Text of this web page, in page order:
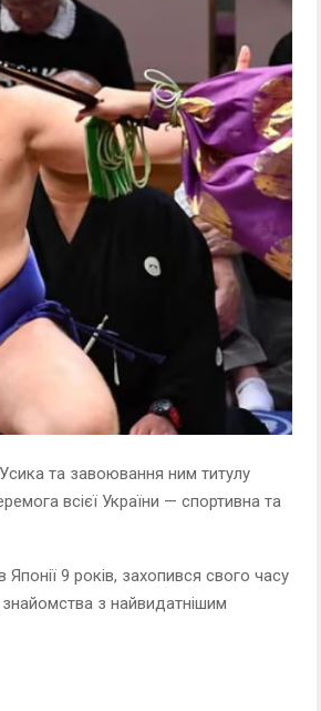
та завоювання ним титулу
всієї України — спортивна та
9 років, захопився свого часу
з найвидатнішим